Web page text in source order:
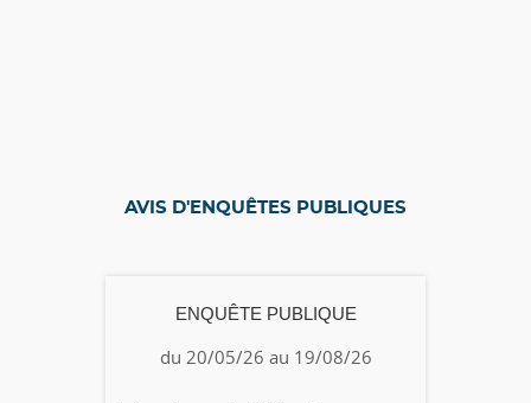
AVIS D'ENQUÊTES PUBLIQUES
ENQUÊTE PUBLIQUE
du 20/05/26 au 19/08/26